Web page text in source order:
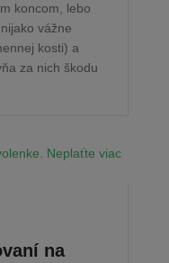
koncom, lebo
vážne
kosti) a
za nich škodu
na